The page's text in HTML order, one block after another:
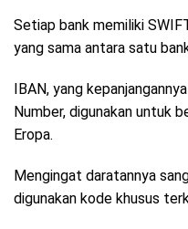
Setiap bank memiliki
yang sama antara satu
IBAN, yang
Number, digunakan untuk
Eropa.
Mengingat daratannya
digunakan kode khusus